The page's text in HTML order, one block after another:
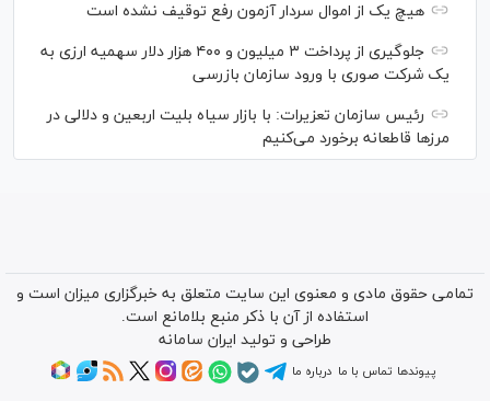
هیچ یک از اموال سردار آزمون رفع توقیف نشده است
جلوگیری از پرداخت ۳ میلیون و ۴۰۰ هزار دلار سهمیه ارزی به
یک شرکت صوری با ورود سازمان بازرسی
رئیس سازمان تعزیرات: با بازار سیاه بلیت اربعین و دلالی در
مرز‌ها قاطعانه برخورد می‌کنیم
تمامی حقوق مادی و معنوی این سایت متعلق به خبرگزاری میزان است و
استفاده از آن با ذکر منبع بلامانع است.
طراحی و تولید ایران سامانه
پیوندها تماس با ما درباره ما